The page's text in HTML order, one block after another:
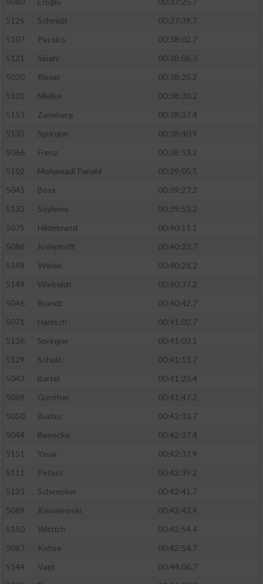
5125
Schmidt
00:37:39.7
5107
Pecsics
00:38:02.7
5131
Sipahi
00:38:06.3
5020
Riesel
00:38:25.2
5101
Mielke
00:38:30.2
5153
Zanoberg
00:38:37.4
5135
Springer
00:38:40.9
5066
Frenz
00:38:53.2
5102
Mohamadi Panahi
00:39:05.5
5045
Boss
00:39:27.2
5133
Soyleme
00:39:53.2
5075
Hildebrand
00:40:11.1
5086
Kniephoff
00:40:23.7
5148
Weide
00:40:28.2
5149
Wieboldt
00:40:37.2
5046
Brandt
00:40:42.7
5071
Hanisch
00:41:02.7
5136
Springer
00:41:03.1
5129
Schulz
00:41:13.7
5043
Bartel
00:41:23.4
5069
Günther
00:41:47.2
5050
Budau
00:42:33.7
5044
Benecke
00:42:37.4
5151
Yasar
00:42:37.9
5111
Peters
00:42:39.2
5123
Scheepker
00:42:41.7
5089
Kowalewski
00:42:42.4
5150
Wittich
00:42:54.4
5087
Kohse
00:42:54.7
5144
Vagt
00:44:06.7